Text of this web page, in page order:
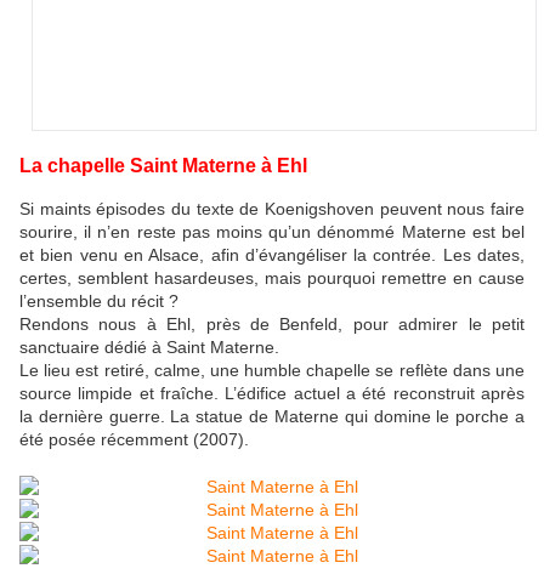
La chapelle Saint Materne à Ehl
Si maints épisodes du texte de Koenigshoven peuvent nous faire
sourire, il n’en reste pas moins qu’un dénommé Materne est bel
et bien venu en Alsace, afin d’évangéliser la contrée. Les dates,
certes, semblent hasardeuses, mais pourquoi remettre en cause
l’ensemble du récit ?
Rendons nous à Ehl, près de Benfeld, pour admirer le petit
sanctuaire dédié à Saint Materne.
Le lieu est retiré, calme, une humble chapelle se reflète dans une
source limpide et fraîche. L’édifice actuel a été reconstruit après
la dernière guerre. La statue de Materne qui domine le porche a
été posée récemment (2007).